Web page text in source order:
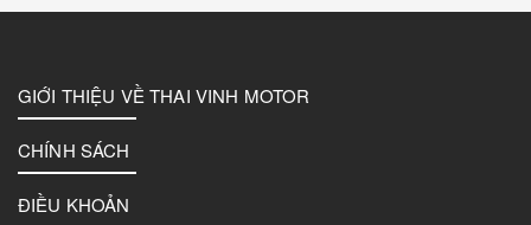
GIỚI THIỆU VỀ THAI VINH MOTOR
CHÍNH SÁCH
ĐIỀU KHOẢN